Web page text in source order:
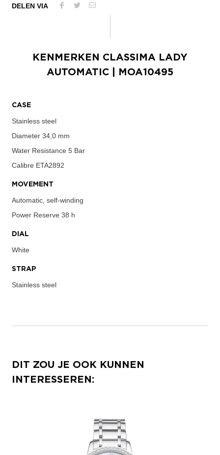
DELEN VIA
KENMERKEN CLASSIMA LADY
AUTOMATIC | MOA10495
CASE
Stainless steel
Diameter 34,0 mm
Water Resistance 5 Bar
Calibre ETA2892
MOVEMENT
Automatic, self-winding
Power Reserve 38 h
DIAL
White
STRAP
Stainless steel
DIT ZOU JE OOK KUNNEN
INTERESSEREN: